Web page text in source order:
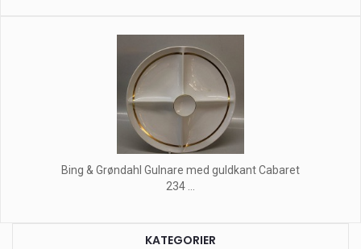
Bing & Grøndahl Gulnare med guldkant Cabaret
234 ...
KATEGORIER